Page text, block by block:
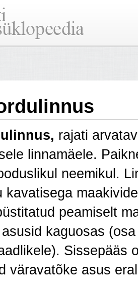
rajati
linnamäele.
neemikul.
kavatisega
peamiselt
kaguosas
Sissepääs
väravatõke asus